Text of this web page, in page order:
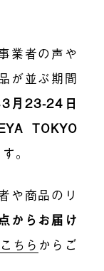
業者の声や
が並ぶ期間
月23-24日
TOKYO
。
や商品のリ
からお届け
こちら からご